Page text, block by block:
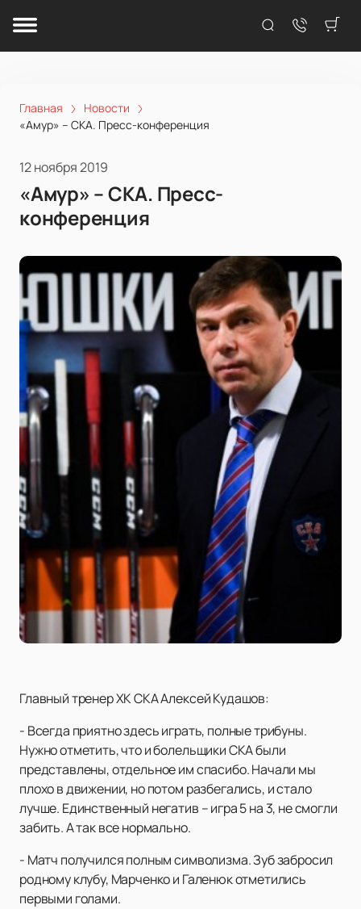
Главная
Новости
«Амур» – СКА. Пресс-конференция
12 ноября 2019
«Амур» – СКА. Пресс-
конференция
Главный тренер ХК СКА Алексей Кудашов:
- Всегда приятно здесь играть, полные трибуны.
Нужно отметить, что и болельщики СКА были
представлены, отдельное им спасибо. Начали мы
плохо в движении, но потом разбегались, и стало
лучше. Единственный негатив – игра 5 на 3, не смогли
забить. А так все нормально.
- Матч получился полным символизма. Зуб забросил
родному клубу, Марченко и Галенюк отметились
первыми голами.